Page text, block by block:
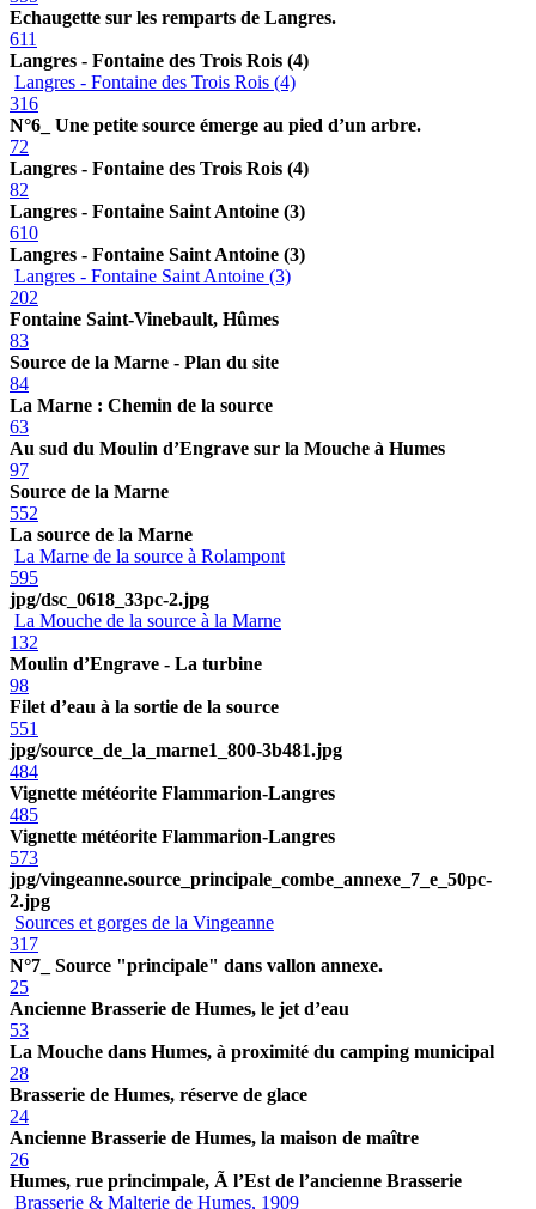
Echaugette sur les remparts de Langres.
611
Langres - Fontaine des Trois Rois (4)
Langres - Fontaine des Trois Rois (4)
316
N°6_ Une petite source émerge au pied d’un arbre.
72
Langres - Fontaine des Trois Rois (4)
82
Langres - Fontaine Saint Antoine (3)
610
Langres - Fontaine Saint Antoine (3)
Langres - Fontaine Saint Antoine (3)
202
Fontaine Saint-Vinebault, Hûmes
83
Source de la Marne - Plan du site
84
La Marne : Chemin de la source
63
Au sud du Moulin d’Engrave sur la Mouche à Humes
97
Source de la Marne
552
La source de la Marne
La Marne de la source à Rolampont
595
jpg/dsc_0618_33pc-2.jpg
La Mouche de la source à la Marne
132
Moulin d’Engrave - La turbine
98
Filet d’eau à la sortie de la source
551
jpg/source_de_la_marne1_800-3b481.jpg
484
Vignette météorite Flammarion-Langres
485
Vignette météorite Flammarion-Langres
573
jpg/vingeanne.source_principale_combe_annexe_7_e_50pc-
2.jpg
Sources et gorges de la Vingeanne
317
N°7_ Source "principale" dans vallon annexe.
25
Ancienne Brasserie de Humes, le jet d’eau
53
La Mouche dans Humes, à proximité du camping municipal
28
Brasserie de Humes, réserve de glace
24
Ancienne Brasserie de Humes, la maison de maître
26
Humes, rue princimpale, Ã l’Est de l’ancienne Brasserie
Brasserie & Malterie de Humes, 1909